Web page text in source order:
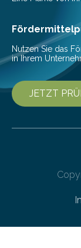
Ernährung zu
Gefahr
Nutzen Sie das
in Ihrem
JETZT